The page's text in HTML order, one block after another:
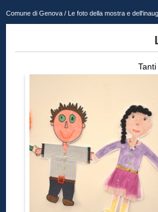
Comune di Genova / Le foto della mostra e